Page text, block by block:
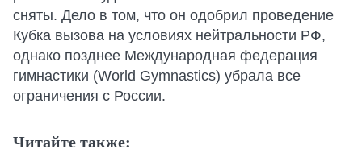
сняты. Дело в том, что он одобрил проведение
Кубка вызова на условиях нейтральности РФ,
однако позднее Международная федерация
гимнастики (World Gymnastics) убрала все
ограничения с России.
Читайте также: